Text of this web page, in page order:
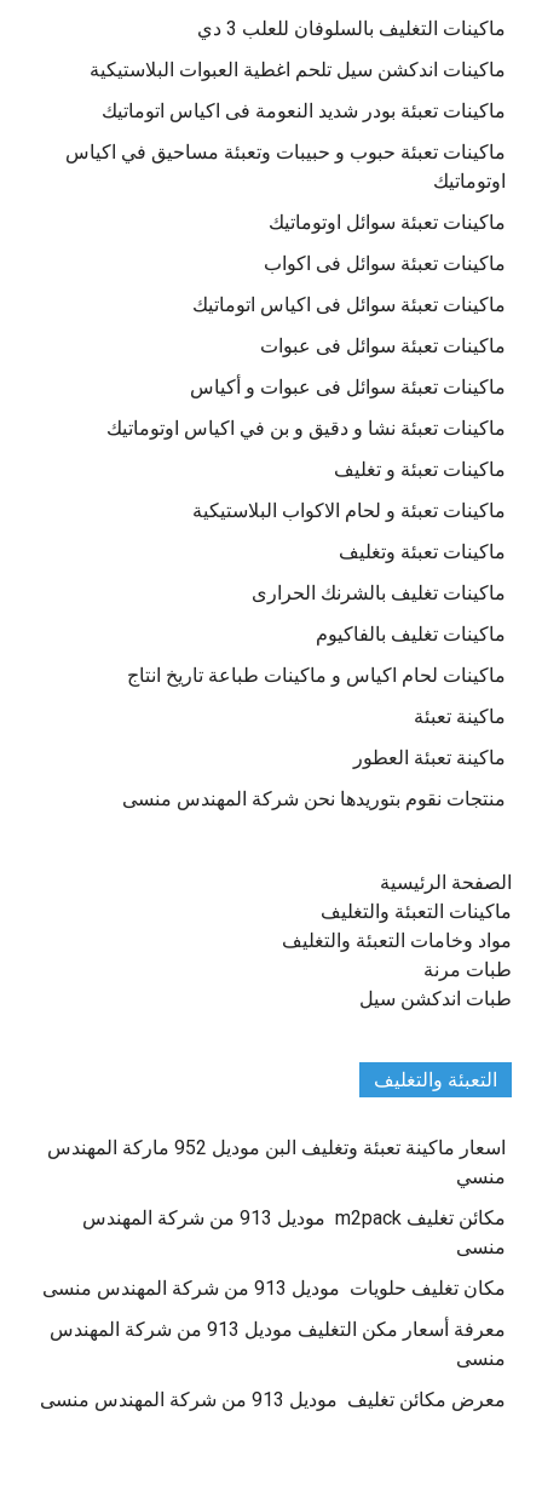
ماكينات التغليف بالسلوفان للعلب 3 دي
ماكينات اندكشن سيل تلحم اغطية العبوات البلاستيكية
ماكينات تعبئة بودر شديد النعومة فى اكياس اتوماتيك
ماكينات تعبئة حبوب و حبيبات وتعبئة مساحيق في اكياس
اوتوماتيك
ماكينات تعبئة سوائل اوتوماتيك
ماكينات تعبئة سوائل فى اكواب
ماكينات تعبئة سوائل فى اكياس اتوماتيك
ماكينات تعبئة سوائل فى عبوات
ماكينات تعبئة سوائل فى عبوات و أكياس
ماكينات تعبئة نشا و دقيق و بن في اكياس اوتوماتيك
ماكينات تعبئة و تغليف
ماكينات تعبئة و لحام الاكواب البلاستيكية
ماكينات تعبئة وتغليف
ماكينات تغليف بالشرنك الحرارى
ماكينات تغليف بالفاكيوم
ماكينات لحام اكياس و ماكينات طباعة تاريخ انتاج
ماكينة تعبئة
ماكينة تعبئة العطور
منتجات نقوم بتوريدها نحن شركة المهندس منسى
الصفحة الرئيسية
ماكينات التعبئة والتغليف
مواد وخامات التعبئة والتغليف
طبات مرنة
طبات اندكشن سيل
التعبئة والتغليف
اسعار ماكينة تعبئة وتغليف البن موديل 952 ماركة المهندس
منسي
مكائن تغليف m2pack موديل 913 من شركة المهندس
منسى
مكان تغليف حلويات موديل 913 من شركة المهندس منسى
معرفة أسعار مكن التغليف موديل 913 من شركة المهندس
منسى
معرض مكائن تغليف موديل 913 من شركة المهندس منسى